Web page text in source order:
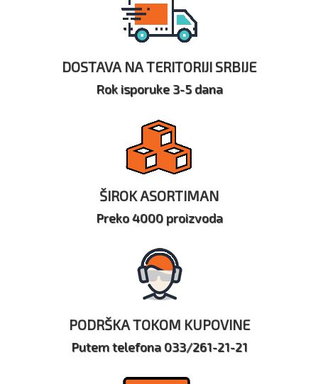
DOSTAVA NA TERITORIJI SRBIJE
Rok isporuke 3-5 dana
ŠIROK ASORTIMAN
Preko 4000 proizvoda
PODRŠKA TOKOM KUPOVINE
Putem telefona 033/261-21-21